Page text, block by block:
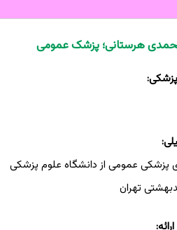
محمدی هرستانی؛ پزشک عمومی
پزشکی عمومی از دانشگاه علوم پزشکی
تهران